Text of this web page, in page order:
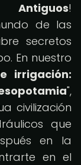
Antiguos!
de las
secretos
En nuestro
irrigación:
",
civilización
que
en la
en el